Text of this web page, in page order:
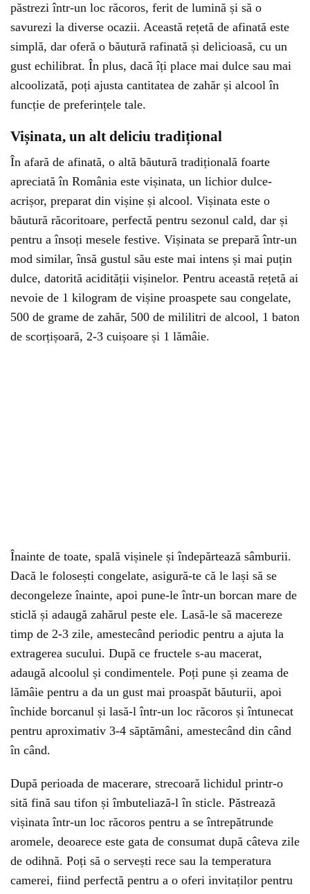
păstrezi într-un loc răcoros, ferit de lumină și să o
savurezi la diverse ocazii. Această rețetă de afinată este
simplă, dar oferă o băutură rafinată și delicioasă, cu un
gust echilibrat. În plus, dacă îți place mai dulce sau mai
alcoolizată, poți ajusta cantitatea de zahăr și alcool în
funcție de preferințele tale.
Vișinata, un alt deliciu tradițional
În afară de afinată, o altă băutură tradițională foarte
apreciată în România este vișinata, un lichior dulce-
acrișor, preparat din vișine și alcool. Vișinata este o
băutură răcoritoare, perfectă pentru sezonul cald, dar și
pentru a însoți mesele festive. Vișinata se prepară într-un
mod similar, însă gustul său este mai intens și mai puțin
dulce, datorită acidității vișinelor. Pentru această rețetă ai
nevoie de 1 kilogram de vișine proaspete sau congelate,
500 de grame de zahăr, 500 de mililitri de alcool, 1 baton
de scorțișoară, 2-3 cuișoare și 1 lămâie.
Înainte de toate, spală vișinele și îndepărtează sâmburii.
Dacă le folosești congelate, asigură-te că le lași să se
decongeleze înainte, apoi pune-le într-un borcan mare de
sticlă și adaugă zahărul peste ele. Lasă-le să macereze
timp de 2-3 zile, amestecând periodic pentru a ajuta la
extragerea sucului. După ce fructele s-au macerat,
adaugă alcoolul și condimentele. Poți pune și zeama de
lămâie pentru a da un gust mai proaspăt băuturii, apoi
închide borcanul și lasă-l într-un loc răcoros și întunecat
pentru aproximativ 3-4 săptămâni, amestecând din când
în când.
După perioada de macerare, strecoară lichidul printr-o
sită fină sau tifon și îmbuteliază-l în sticle. Păstrează
vișinata într-un loc răcoros pentru a se întrepătrunde
aromele, deoarece este gata de consumat după câteva zile
de odihnă. Poți să o servești rece sau la temperatura
camerei, fiind perfectă pentru a o oferi invitaților pentru